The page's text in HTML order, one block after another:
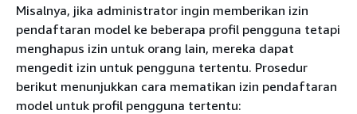
Misalnya, jika administrator ingin memberikan izin
pendaftaran model ke beberapa profil pengguna tetapi
menghapus izin untuk orang lain, mereka dapat
mengedit izin untuk pengguna tertentu. Prosedur
berikut menunjukkan cara mematikan izin pendaftaran
model untuk profil pengguna tertentu: